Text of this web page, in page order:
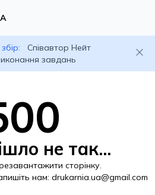
Співавтор Нейт
завдань
не так...
сторінку.
нам: drukarnia.ua@gmail.com